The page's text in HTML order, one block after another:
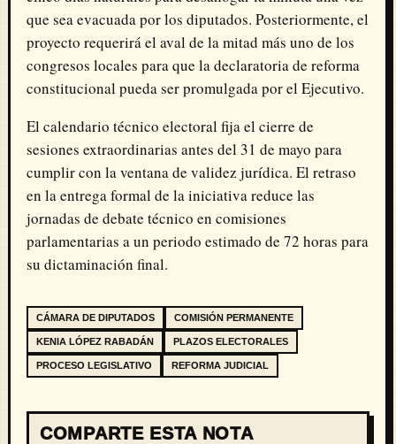
que sea evacuada por los diputados. Posteriormente, el
proyecto requerirá el aval de la mitad más uno de los
congresos locales para que la declaratoria de reforma
constitucional pueda ser promulgada por el Ejecutivo.
El calendario técnico electoral fija el cierre de
sesiones extraordinarias antes del 31 de mayo para
cumplir con la ventana de validez jurídica. El retraso
en la entrega formal de la iniciativa reduce las
jornadas de debate técnico en comisiones
parlamentarias a un periodo estimado de 72 horas para
su dictaminación final.
CÁMARA DE DIPUTADOS COMISIÓN PERMANENTE
KENIA LÓPEZ RABADÁN PLAZOS ELECTORALES
PROCESO LEGISLATIVO REFORMA JUDICIAL
COMPARTE ESTA NOTA